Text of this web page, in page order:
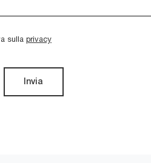
sulla privacy
Invia